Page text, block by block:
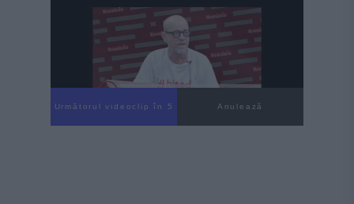
Următorul videoclip în 4 Anulează